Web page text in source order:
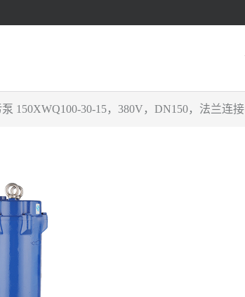
150XWQ100-30-15，380V，DN150，法兰连